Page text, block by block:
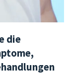
die